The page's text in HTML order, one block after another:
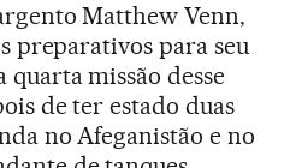
Matthew Venn,
preparativos para seu
quarta missão desse
de ter estado duas
no Afeganistão e no